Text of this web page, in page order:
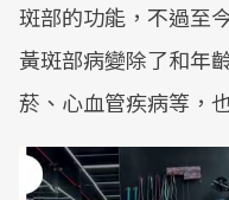
斑部的功能，不過至
黃斑部病變除了和年
菸、心血管疾病等，